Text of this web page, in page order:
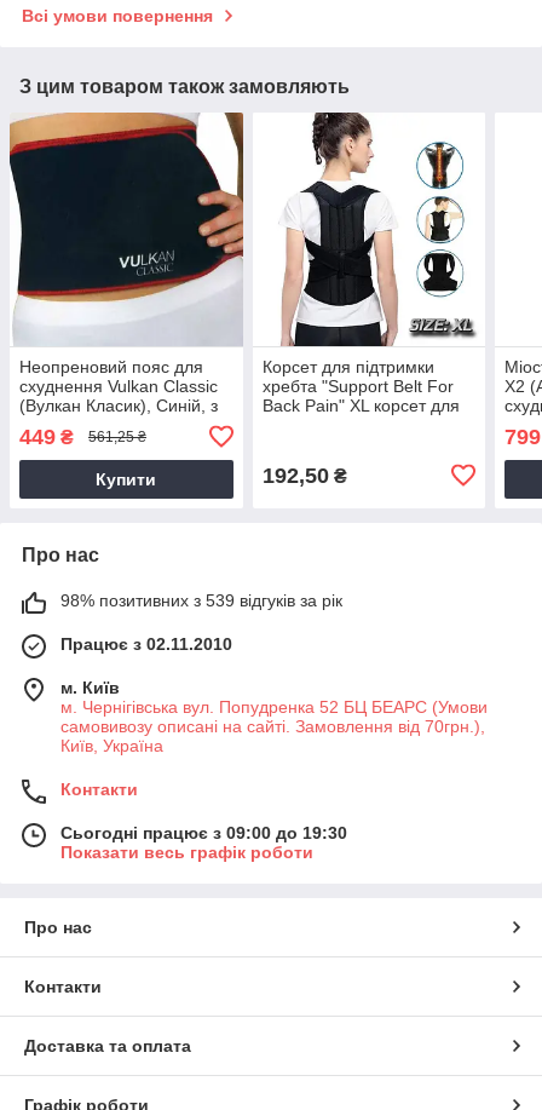
Всі умови повернення
З цим товаром також замовляють
Неопреновий пояс для
схуднення Vulkan Classic
(Вулкан Класик), Синій, з
449 ₴ 561,25 ₴
Купити
Корсет для підтримки
хребта "Support Belt For
Back Pain" XL корсет для
192,50₴
X2
799
Про нас
98% позитивних з 539 відгуків за рік
Працює з 02.11.2010
м. Київ
м. Чернігівська вул. Попудренка 52 БЦ БЕАРС (Умови
самовивозу описані на сайті. Замовлення від 70грн.),
Київ, Україна
Контакти
Сьогодні працює з 09:00 до 19:30
Показати весь графік роботи
Про нас
Контакти
Доставка та оплата
Графік роботи